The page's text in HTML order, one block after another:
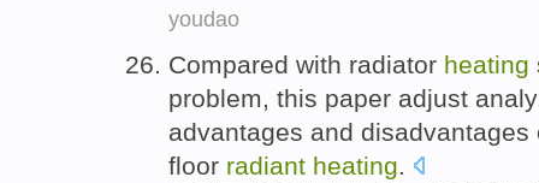
youdao
Compared with radiator heating
problem, this paper adjust
advantages and
floor radiant heating.